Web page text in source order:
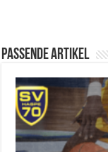
Passende Artikel